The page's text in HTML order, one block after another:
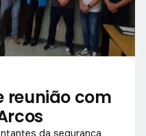
reunião com